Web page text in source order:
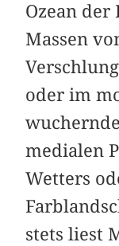
Ozean
Massen
oder im
medialen
Wetters
stets liest